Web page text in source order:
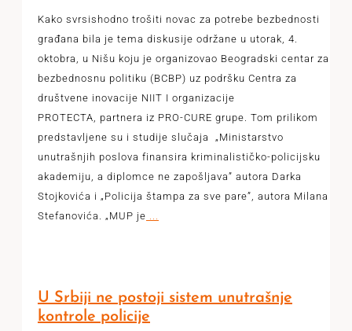
Kako svrsishodno trošiti novac za potrebe bezbednosti
građana bila je tema diskusije održane u utorak, 4.
oktobra, u Nišu koju je organizovao Beogradski centar za
bezbednosnu politiku (BCBP) uz podršku Centra za
društvene inovacije NIIT I organizacije
PROTECTA, partnera iz PRO-CURE grupe. Tom prilikom
predstavljene su i studije slučaja „Ministarstvo
unutrašnjih poslova finansira kriminalističko-policijsku
akademiju, a diplomce ne zapošljava” autora Darka
Stojkovića i „Policija štampa za sve pare”, autora Milana
Stefanovića. „MUP je
U Srbiji ne postoji sistem unutrašnje
kontrole policije